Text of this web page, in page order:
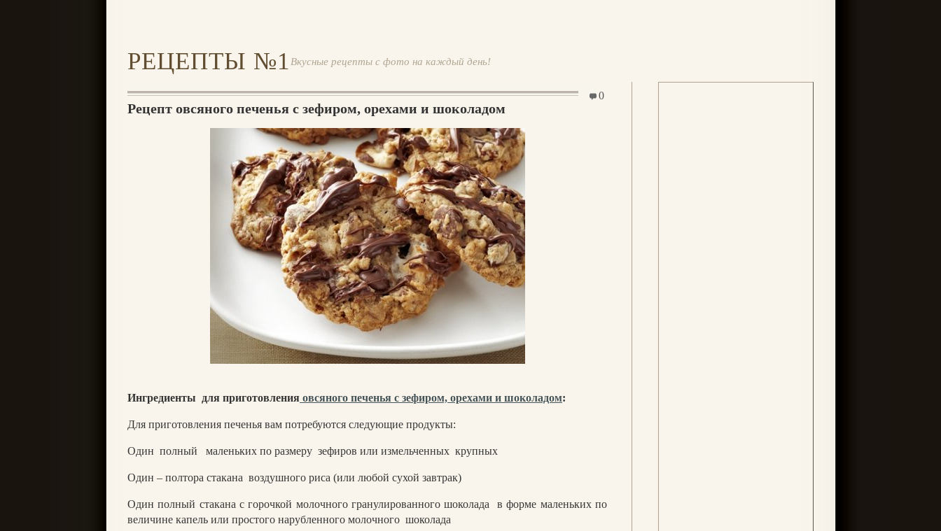
РЕЦЕПТЫ №1 Вкусные рецепты с фото на каждый день!
0
Рецепт овсяного печенья с зефиром, орехами и шоколадом
Ингредиенты для приготовления овсяного печенья с зефиром, орехами и шоколадом:
Для приготовления печенья вам потребуются следующие продукты:
Один полный маленьких по размеру зефиров или измельченных крупных
Один – полтора стакана воздушного риса (или любой сухой завтрак)
Один полный стакана с горочкой молочного гранулированного шоколада
в форме маленьких по
величине капель или простого нарубленного молочного шоколада